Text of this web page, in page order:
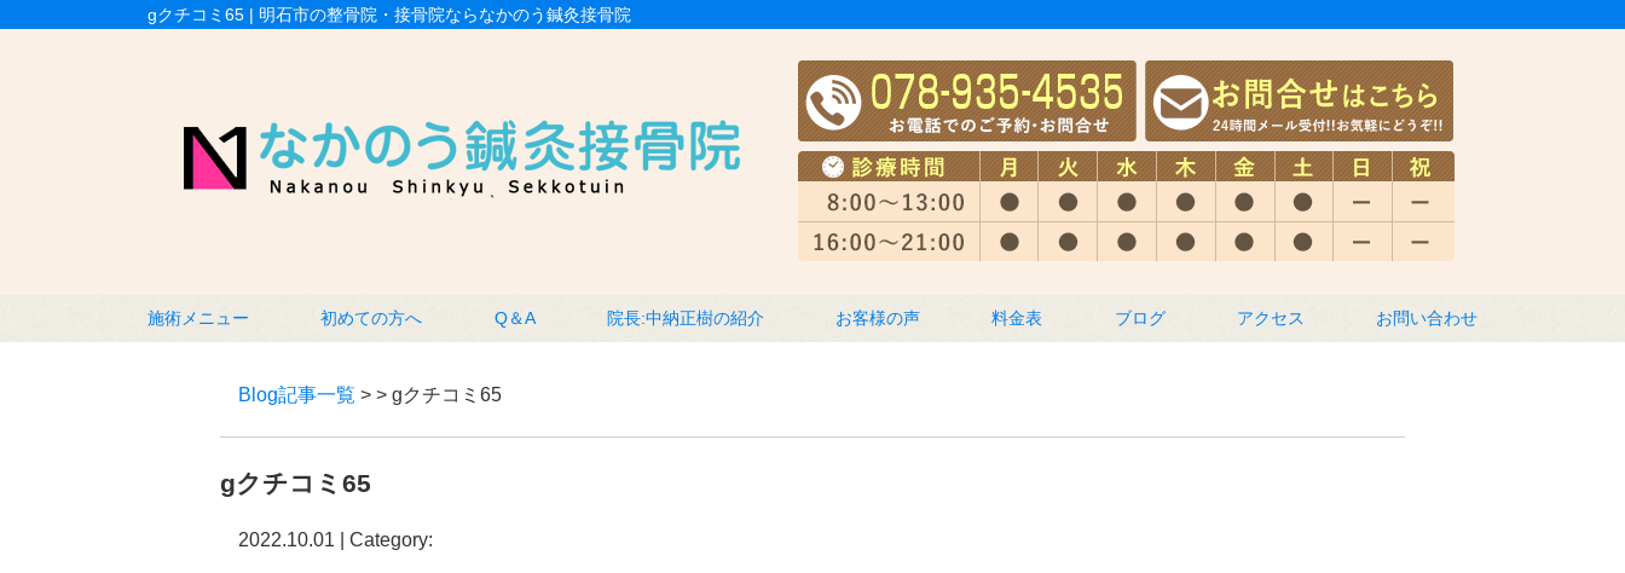
gクチコミ65 | 明石市の整骨院・接骨院ならなかのう鍼灸接骨院
施術メニュー 初めての方へ Q＆A 院長:中納正樹の紹介 お客様の声 料金表 ブログ アクセス お問い合わせ
Blog記事一覧 > > gクチコミ65
gクチコミ65
2022.10.01 | Category: